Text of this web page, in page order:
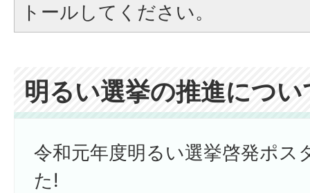
トールしてください。
明るい選挙の推進につい
令和元年度明るい選挙啓発ポス
た!